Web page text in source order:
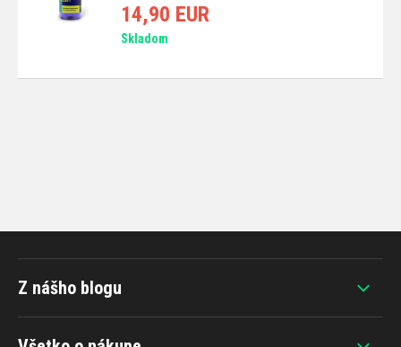
14,90 EUR
Skladom
Z nášho blogu